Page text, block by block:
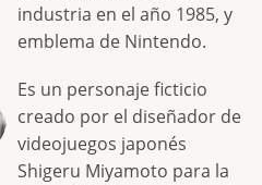
industria en el año 1985, y
emblema de Nintendo.
Es un personaje ficticio
creado por el diseñador de
videojuegos japonés
Shigeru Miyamoto para la